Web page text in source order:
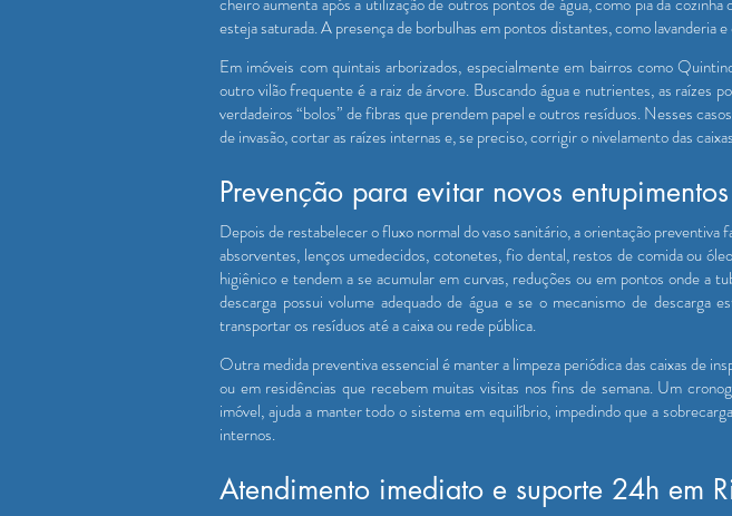
esteja saturada. A presença de borbulhas em pontos distantes, como
Em imóveis com quintais arborizados, especialmente em bairros como
outro vilão frequente é a raiz de árvore. Buscando água e nutrientes, as
verdadeiros “bolos” de fibras que prendem papel e outros resíduos. Nesses
de invasão, cortar as raízes internas e, se preciso, corrigir o nivelamento das
Prevenção para evitar novos
Depois de restabelecer o fluxo normal do vaso sanitário, a orientação
absorventes, lenços umedecidos, cotonetes, fio dental, restos de comida ou
higiênico e tendem a se acumular em curvas, reduções ou em pontos onde a
descarga possui volume adequado de água e se o mecanismo de
transportar os resíduos até a caixa ou rede pública.
Outra medida preventiva essencial é manter a limpeza periódica das caixas de
ou em residências que recebem muitas visitas nos fins de semana. Um
imóvel, ajuda a manter todo o sistema em equilíbrio, impedindo que a
internos.
Atendimento imediato e suporte 24h em